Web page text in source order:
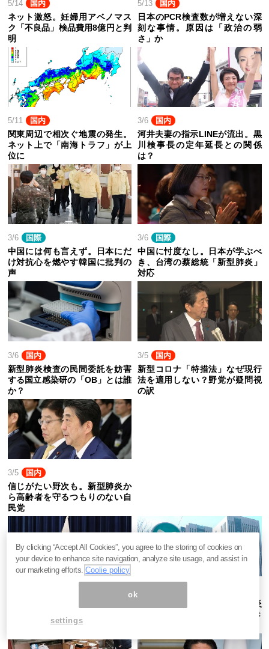
5/14 国内
ネット激怒。妊婦用アベノマス
ク「不良品」検品費用8億円と判
明
5/13 国内
日本のPCR検査数が増えない深
刻な事情。原因は「政治の弱
さ」か
5/11 国内
関東周辺で相次ぐ地震の発生。
ネット上で「南海トラフ」が上
位に
3/6 国内
河井夫妻の指示LINEが流出。黒
川検事長の定年延長との関係
は？
3/6 国際
中国には何も言えず。日本にだ
け対抗心を燃やす韓国に批判の
声
3/6 国際
中国に忖度なし。日本が学ぶべ
き、台湾の蔡総統「新型肺炎」
対応
3/6 国内
新型肺炎検査の民間委託を妨害
する国立感染研の「OB」とは誰
か？
3/5 国内
新型コロナ「特措法」なぜ現行
法を適用しない？野党が疑問視
の訳
3/5 国内
信じがたい野次も。新型肺炎か
ら高齢者を守るつもりのない自
民党
原発事故と同じ構図。新型肺炎
に官僚システムが太刀打ちでき
By clicking “Accept All Cookies”, you agree to the storing of cookies on
your device to enhance site navigation, analyze site usage, and assist in
our marketing efforts.Coolie policy
ok
settings